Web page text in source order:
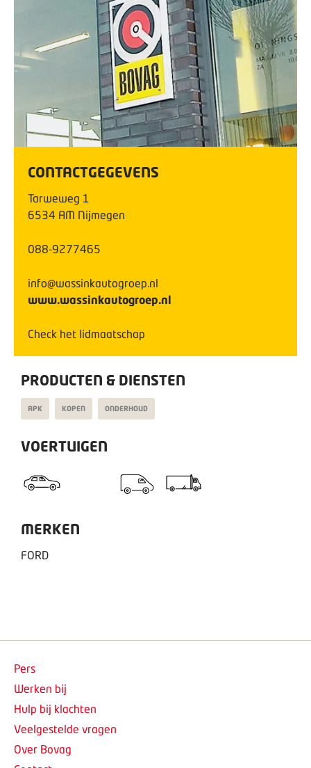
CONTACTGEGEVENS
Tarweweg 1
6534 AM Nijmegen
088-9277465
info@wassinkautogroep.nl
www.wassinkautogroep.nl
Check het lidmaatschap
PRODUCTEN & DIENSTEN
APK KOPEN ONDERHOUD
VOERTUIGEN
MERKEN
FORD
Pers
Werken bij
Hulp bij klachten
Veelgestelde vragen
Over Bovag